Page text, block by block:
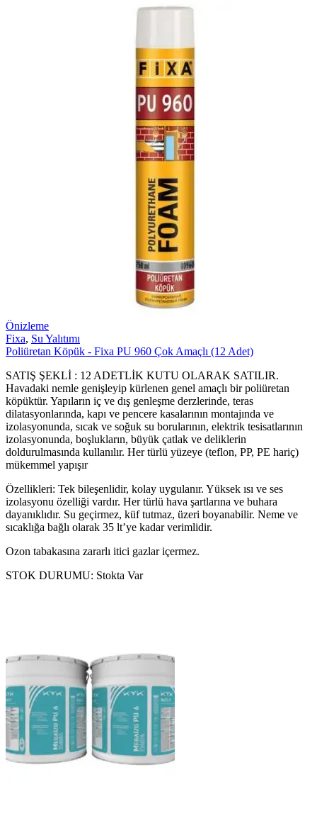
Önizleme
Fixa, Su Yalıtımı
Poliüretan Köpük - Fixa PU 960 Çok Amaçlı (12 Adet)
SATIŞ ŞEKLİ : 12 ADETLİK KUTU OLARAK SATILIR.
Havadaki nemle genişleyip kürlenen genel amaçlı bir poliüretan
köpüktür. Yapıların iç ve dış genleşme derzlerinde, teras
dilatasyonlarında, kapı ve pencere kasalarının montajında ve
izolasyonunda, sıcak ve soğuk su borularının, elektrik tesisatlarının
izolasyonunda, boşlukların, büyük çatlak ve deliklerin
doldurulmasında kullanılır. Her türlü yüzeye (teflon, PP, PE hariç)
mükemmel yapışır
Özellikleri: Tek bileşenlidir, kolay uygulanır. Yüksek ısı ve ses
izolasyonu özelliği vardır. Her türlü hava şartlarına ve buhara
dayanıklıdır. Su geçirmez, küf tutmaz, üzeri boyanabilir. Neme ve
sıcaklığa bağlı olarak 35 lt’ye kadar verimlidir.
Ozon tabakasına zararlı itici gazlar içermez.
STOK DURUMU: Stokta Var